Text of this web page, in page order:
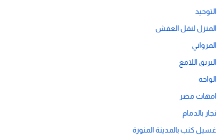
التوحيد
المنزل لنقل العفش
المرواني
البريق اللامع
الواحة
امهات مصر
نجار بالدمام
غسيل كنب بالمدينة المنورة